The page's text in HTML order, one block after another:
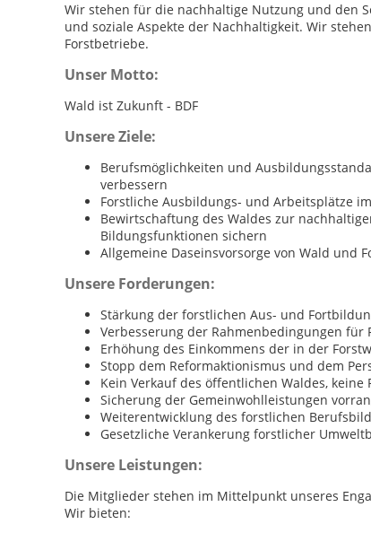
Wir stehen für die nachhaltige Nutzung und den
und soziale Aspekte der Nachhaltigkeit. Wir
Forstbetriebe.
Unser Motto:
Wald ist Zukunft - BDF
Unsere Ziele:
Berufsmöglichkeiten und
verbessern
Forstliche Ausbildungs- und Arbeitsplätze
Bewirtschaftung des Waldes zur
Bildungsfunktionen sichern
Allgemeine Daseinsvorsorge von Wald und
Unsere Forderungen:
Stärkung der forstlichen Aus- und
Verbesserung der Rahmenbedingungen für
Erhöhung des Einkommens der in der
Stopp dem Reformaktionismus und dem
Kein Verkauf des öffentlichen Waldes,
Sicherung der Gemeinwohlleistungen
Weiterentwicklung des forstlichen
Gesetzliche Verankerung forstlicher
Unsere Leistungen:
Die Mitglieder stehen im Mittelpunkt unseres
Wir bieten: